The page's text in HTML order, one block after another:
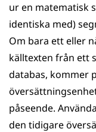
ur en matematisk
identiska med)
Om bara ett eller
källtexten från ett
databas, kommer
påseende.
den tidigare